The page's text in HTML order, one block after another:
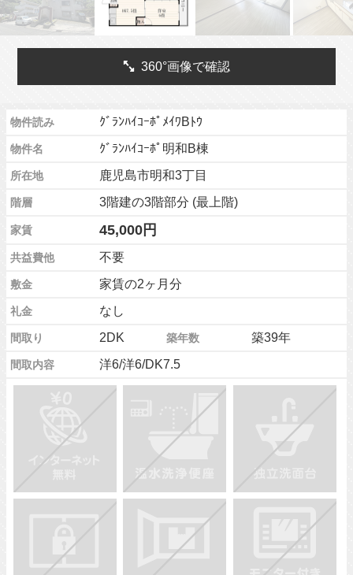
360°画像で確認
物件読み ｸﾞﾗﾝﾊｲｺｰﾎﾟﾒｲﾜBﾄｳ
物件名 ｸﾞﾗﾝﾊｲｺｰﾎﾟ明和B棟
所在地 鹿児島市明和3丁目
階層 3階建の3階部分 (最上階)
家賃 45,000円
共益費他 不要
敷金 家賃の2ヶ月分
礼金 なし
間取り 2DK 築年数 築39年
間取内容 洋6/洋6/DK7.5